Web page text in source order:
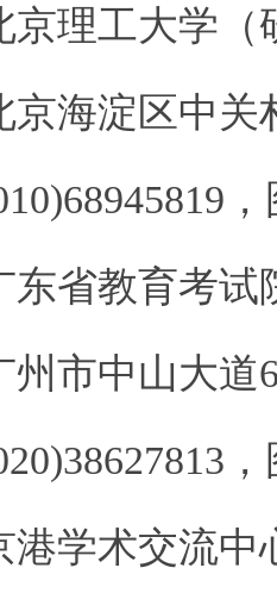
京理工大学（
京海淀区中关
东省教育考试
州市中山大道
港学术交流中